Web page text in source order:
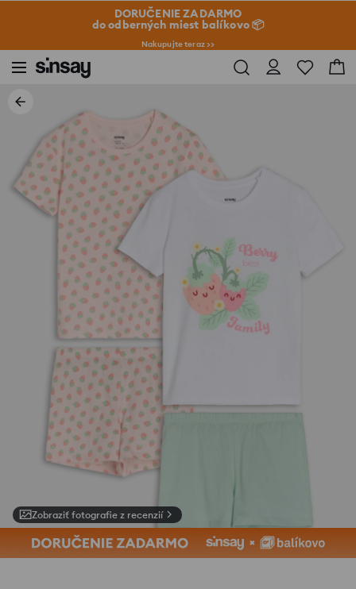
DORUČENIE ZADARMO
do odberných miest balíkovo 📦
Nakupujte teraz >>
Zobraziť fotografie z recenzií
1 /8